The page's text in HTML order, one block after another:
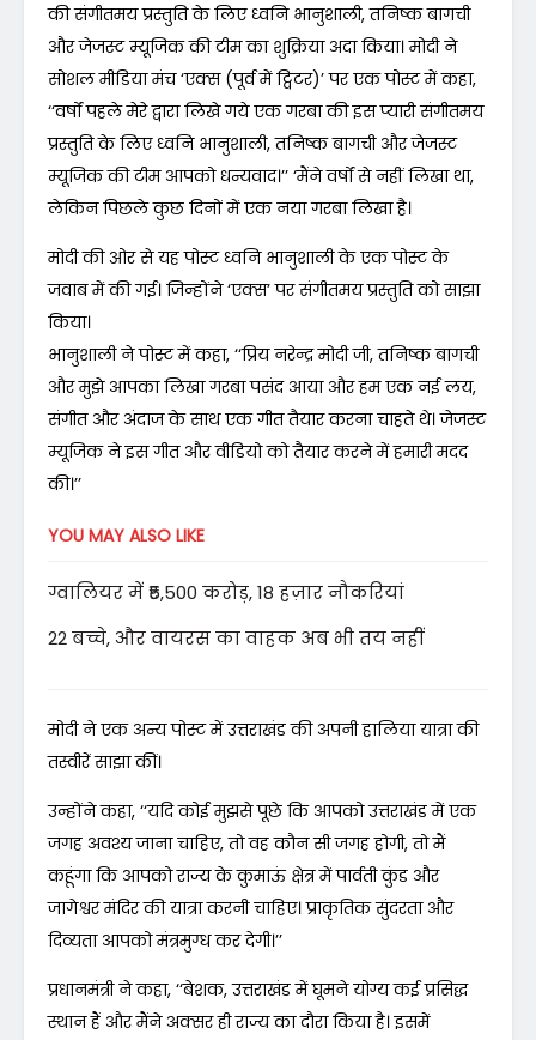
की संगीतमय प्रस्तुति के लिए ध्वनि भानुशाली, तनिष्क बागची
और जेजस्ट म्यूजिक की टीम का शुक्रिया अदा किया। मोदी ने
सोशल मीडिया मंच ‘एक्स (पूर्व में ट्विटर)’ पर एक पोस्ट में कहा,
‘‘वर्षों पहले मेरे द्वारा लिखे गये एक गरबा की इस प्यारी संगीतमय
प्रस्तुति के लिए ध्वनि भानुशाली, तनिष्क बागची और जेजस्ट
म्यूजिक की टीम आपको धन्यवाद।’’ ‘मैंने वर्षों से नहीं लिखा था,
लेकिन पिछले कुछ दिनों में एक नया गरबा लिखा है।
मोदी की ओर से यह पोस्ट ध्वनि भानुशाली के एक पोस्ट के
जवाब में की गई। जिन्होंने ‘एक्स’ पर संगीतमय प्रस्तुति को साझा
किया।
भानुशाली ने पोस्ट में कहा, ‘‘प्रिय नरेन्द्र मोदी जी, तनिष्क बागची
और मुझे आपका लिखा गरबा पसंद आया और हम एक नई लय,
संगीत और अंदाज के साथ एक गीत तैयार करना चाहते थे। जेजस्ट
म्यूजिक ने इस गीत और वीडियो को तैयार करने में हमारी मदद
की।’’
YOU MAY ALSO LIKE
ग्वालियर में ₹5,500 करोड़, 18 हज़ार नौकरियां
22 बच्चे, और वायरस का वाहक अब भी तय नहीं
मोदी ने एक अन्य पोस्ट में उत्तराखंड की अपनी हालिया यात्रा की
तस्वीरें साझा कीं।
उन्होंने कहा, ‘‘यदि कोई मुझसे पूछे कि आपको उत्तराखंड में एक
जगह अवश्य जाना चाहिए, तो वह कौन सी जगह होगी, तो मैं
कहूंगा कि आपको राज्य के कुमाऊं क्षेत्र में पार्वती कुंड और
जागेश्वर मंदिर की यात्रा करनी चाहिए। प्राकृतिक सुंदरता और
दिव्यता आपको मंत्रमुग्ध कर देगी।’’
प्रधानमंत्री ने कहा, ‘‘बेशक, उत्तराखंड में घूमने योग्य कई प्रसिद्ध
स्थान हैं और मैंने अक्सर ही राज्य का दौरा किया है। इसमें